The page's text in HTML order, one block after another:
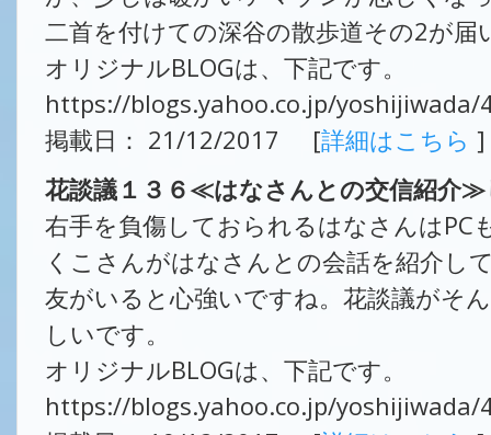
二首を付けての深谷の散歩道その2が届
オリジナルBLOGは、下記です。
https://blogs.yahoo.co.jp/yoshijiwada/
掲載日： 21/12/2017 [詳細はこちら ]
花談議１３６≪はなさんとの交信紹介
右手を負傷しておられるはなさんは
くこさんがはなさんとの会話を紹介し
友がいると心強いですね。花談議がそ
しいです。
オリジナルBLOGは、下記です。
https://blogs.yahoo.co.jp/yoshijiwada/